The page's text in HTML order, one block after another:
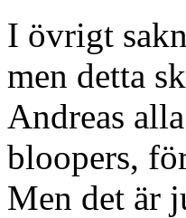
I övrigt
men detta
Andreas alla
bloopers,
Men det är